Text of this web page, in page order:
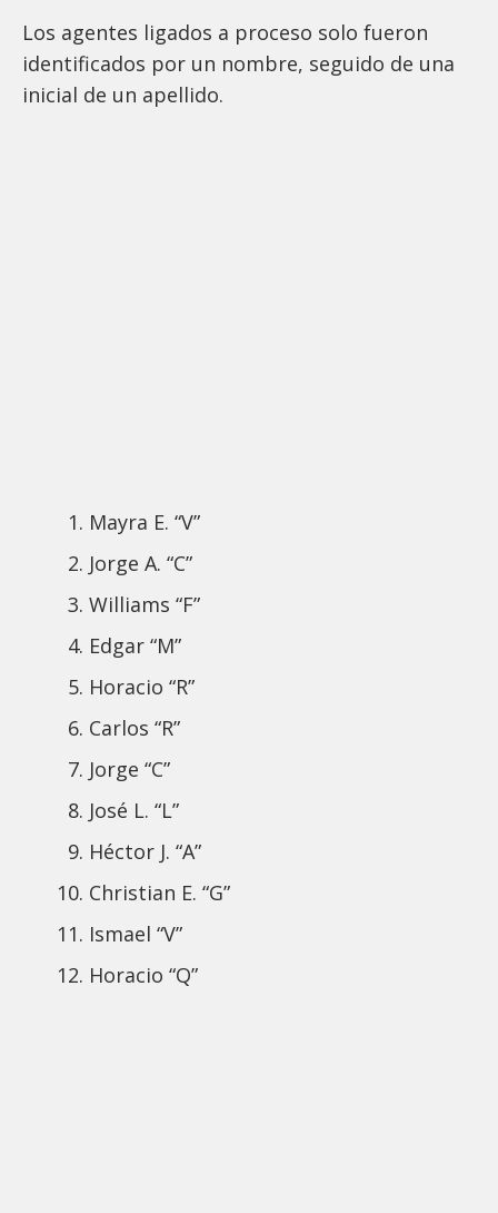
Los agentes ligados a proceso solo fueron
identificados por un nombre, seguido de una
inicial de un apellido.
Mayra E. “V”
Jorge A. “C”
Williams “F”
Edgar “M”
Horacio “R”
Carlos “R”
Jorge “C”
José L. “L”
Héctor J. “A”
Christian E. “G”
Ismael “V”
Horacio “Q”